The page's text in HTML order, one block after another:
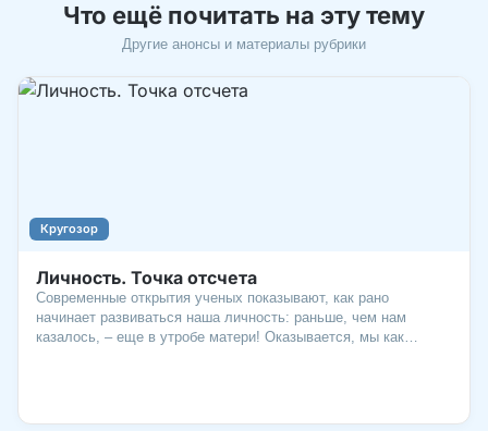
Что ещё почитать на эту тему
Другие анонсы и материалы рубрики
Кругозор
Личность. Точка отсчета
Современные открытия ученых показывают, как рано
начинает развиваться наша личность: раньше, чем нам
казалось, – еще в утробе матери! Оказывается, мы как